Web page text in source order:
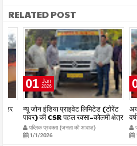
RELATED POST
01 Jan
2026
न्यू जोन इंडिया प्राइवेट लिमिटेड (टोरेंट
पावर) की CSR पहल रक्सा–कोलमी क्षेत्र
में चलित अस्पताल एम्बुलेंस सेवा का
शुभारंभ publicpravakta.com
पब्लिक प्रवक्ता (जनता की आवाज़)
1/1/2026
01
अयोध्या
1/1/